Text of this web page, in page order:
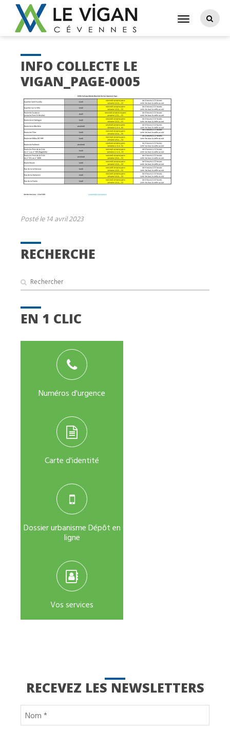
RECHERCHE
EN 1 CLIC
Numéros d'urgence
Carte d'identité
Dossier urbanisme Dépôt en
ligne
Vos services
INFO COLLECTE LE
VIGAN_PAGE-0005
Posté le 14 avril 2023
RECEVEZ LES NEWSLETTERS